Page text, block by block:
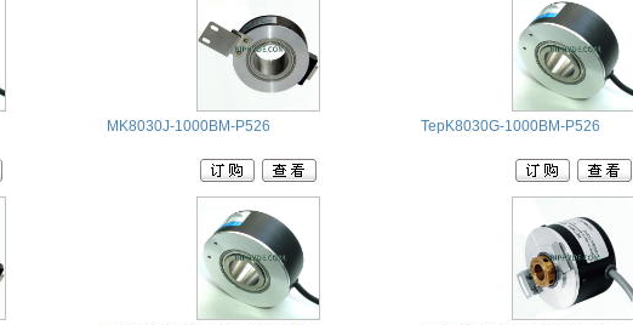
MK8030J-1000BM-P526 TepK8030G-1000BM-P526